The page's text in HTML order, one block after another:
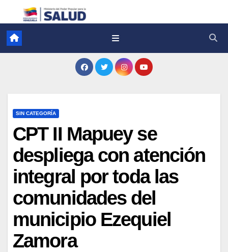
SIN CATEGORÍA
CPT II Mapuey se
despliega con atención
integral por toda las
comunidades del
municipio Ezequiel
Zamora